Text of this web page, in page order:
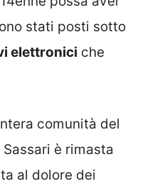
stati posti sotto
elettronici che
comunità del
è rimasta
al dolore dei